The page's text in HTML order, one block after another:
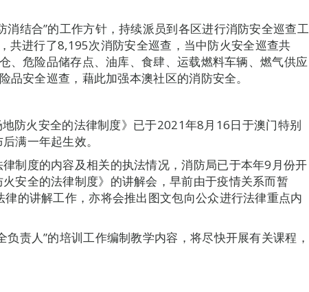
消结合”的工作方针，持续派员到各区进行消防安全巡查工
共进行了8,195次消防安全巡查，当中防火安全巡查共
、危险品储存点、油库、食肆、运载燃料车辆、燃气供应
品安全巡查，藉此加强本澳社区的消防安全。
防火安全的法律制度》已于2021年8月16日于澳门特别
满一年起生效。
制度的内容及相关的执法情况，消防局已于本年9月份开
安全的法律制度》的讲解会，早前由于疫情关系而暂
的讲解工作，亦将会推出图文包向公众进行法律重点内
负责人”的培训工作编制教学内容，将尽快开展有关课程，